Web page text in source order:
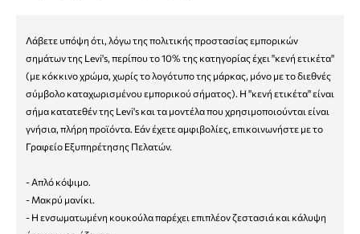
Λάβετε υπόψη ότι, λόγω της πολιτικής προστασίας εμπορικών
σημάτων της Levi's, περίπου το 10% της κατηγορίας έχει "κενή ετικέτα"
(με κόκκινο χρώμα, χωρίς το λογότυπο της μάρκας, μόνο με το διεθνές
σύμβολο καταχωρισμένου εμπορικού σήματος). Η "κενή ετικέτα" είναι
σήμα κατατεθέν της Levi's και τα μοντέλα που χρησιμοποιούνται είναι
γνήσια, πλήρη προϊόντα. Εάν έχετε αμφιβολίες, επικοινωνήστε με το
Γραφείο Εξυπηρέτησης Πελατών.
- Απλό κόψιμο.
- Μακρύ μανίκι.
- Η ενσωματωμένη κουκούλα παρέχει επιπλέον ζεστασιά και κάλυψη